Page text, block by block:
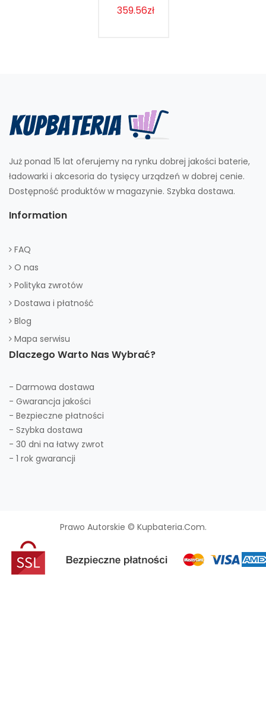
359.56zł
Już ponad 15 lat oferujemy na rynku dobrej jakości baterie,
ładowarki i akcesoria do tysięcy urządzeń w dobrej cenie.
Dostępność produktów w magazynie. Szybka dostawa.
Information
FAQ
O nas
Polityka zwrotów
Dostawa i płatność
Blog
Mapa serwisu
Dlaczego Warto Nas Wybrać?
- Darmowa dostawa
- Gwarancja jakości
- Bezpieczne płatności
- Szybka dostawa
- 30 dni na łatwy zwrot
- 1 rok gwarancji
Prawo Autorskie © Kupbateria.com.